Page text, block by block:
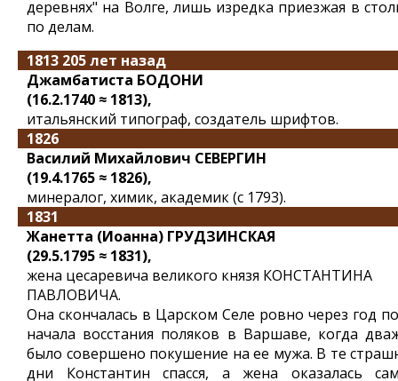
деревнях" на Волге, лишь изредка приезжая в
по делам.
1813 205 лет назад
Джамбатиста БОДОНИ
(16.2.1740 ≈ 1813),
итальянский типограф, создатель шрифтов.
1826
Василий Михайлович СЕВЕРГИН
(19.4.1765 ≈ 1826),
минералог, химик, академик (с 1793).
1831
Жанетта (Иоанна) ГРУДЗИНСКАЯ
(29.5.1795 ≈ 1831),
жена цесаревича великого князя КОНСТАНТИНА
ПАВЛОВИЧА.
Она скончалась в Царском Селе ровно через год
начала восстания поляков в Варшаве, когда
было совершено покушение на ее мужа. В те
дни Константин спасся, а жена оказалась